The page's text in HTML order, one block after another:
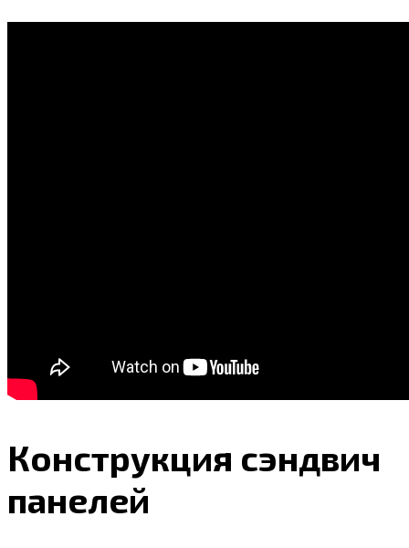
Конструкция сэндвич
панелей